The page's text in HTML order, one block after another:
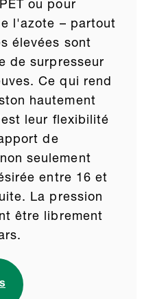
ou pour
l'azote – partout
élevées sont
de surpresseur
Ce qui rend
hautement
leur flexibilité
de
seulement
entre 16 et
La pression
être librement